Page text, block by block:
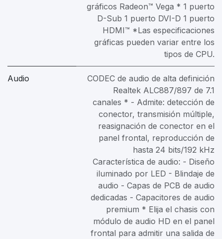
gráficos Radeon™ Vega * 1 puerto
D-Sub 1 puerto DVI-D 1 puerto
HDMI™ *Las especificaciones
gráficas pueden variar entre los
tipos de CPU.
Audio
CODEC de audio de alta definición
Realtek ALC887/897 de 7.1
canales * - Admite: detección de
conector, transmisión múltiple,
reasignación de conector en el
panel frontal, reproducción de
hasta 24 bits/192 kHz
Característica de audio: - Diseño
iluminado por LED - Blindaje de
audio - Capas de PCB de audio
dedicadas - Capacitores de audio
premium * Elija el chasis con
módulo de audio HD en el panel
frontal para admitir una salida de